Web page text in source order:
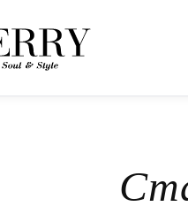
миру Luvlerry
и акциях.